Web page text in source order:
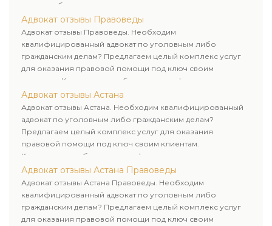
дела и выбор рационального пути для его успешного
завершения.
Адвокат отзывы Правоведы
Адвокат отзывы Правоведы. Необходим
квалифицированный адвокат по уголовным либо
гражданским делам? Предлагаем целый комплекс услуг
для оказания правовой помощи под ключ своим
клиентам. Комплексное обслуживание физических и
юридических лиц. Индивидуальный подход к каждому
клиенту.
Адвокат отзывы Астана
Адвокат отзывы Астана. Необходим квалифицированный
адвокат по уголовным либо гражданским делам?
Предлагаем целый комплекс услуг для оказания
правовой помощи под ключ своим клиентам.
Комплексное обслуживание физических и юридических
лиц. Индивидуальный подход к каждому клиенту.
Адвокат отзывы Астана Правоведы
Адвокат отзывы Астана Правоведы. Необходим
квалифицированный адвокат по уголовным либо
гражданским делам? Предлагаем целый комплекс услуг
для оказания правовой помощи под ключ своим